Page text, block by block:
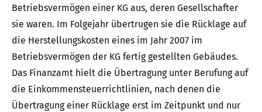
Betriebsvermögen einer KG aus, deren Gesellschafter
sie waren. Im Folgejahr übertrugen sie die Rücklage auf
die Herstellungskosten eines im Jahr 2007 im
Betriebsvermögen der KG fertig gestellten Gebäudes.
Das Finanzamt hielt die Übertragung unter Berufung auf
die Einkommensteuerrichtlinien, nach denen die
Übertragung einer Rücklage erst im Zeitpunkt und nur